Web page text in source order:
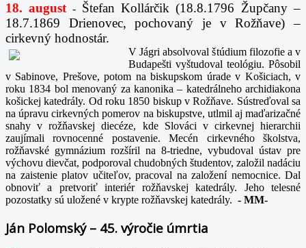
18. august -
Štefan Kollárčik (18.8.1796 Župčany –
18.7.1869 Drienovec, pochovaný je v Rožňave) –
cirkevný hodnostár.
V Jágri absolvoval štúdium filozofie a v
Budapešti vyštudoval teológiu. Pôsobil
v Sabinove, Prešove, potom na biskupskom úrade v Košiciach, v
roku 1834 bol menovaný za kanonika – katedrálneho archidiakona
košickej katedrály. Od roku 1850 biskup v Rožňave. Sústreďoval sa
na úpravu cirkevných pomerov na biskupstve, utlmil aj maďarizačné
snahy v rožňavskej diecéze, kde Slováci v cirkevnej hierarchii
zaujímali rovnocenné postavenie. Mecén cirkevného školstva,
rožňavské gymnázium rozšíril na 8-triedne, vybudoval ústav pre
výchovu dievčat, podporoval chudobných študentov, založil nadáciu
na zaistenie platov učiteľov, pracoval na založení nemocnice. Dal
obnoviť a pretvoriť interiér rožňavskej katedrály. Jeho telesné
pozostatky sú uložené v krypte rožňavskej katedrály. - MM-
Ján Polomský – 45. výročie úmrtia